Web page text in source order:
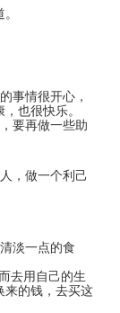
事情很开心，
也很快乐。
要再做一些助
，做一个利己
淡一点的食
去用自己的生
来的钱，去买这